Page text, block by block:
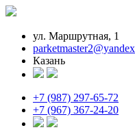
ул. Маршрутная, 1
Казань
+7 (987) 297-65-72
+7 (967) 367-24-20